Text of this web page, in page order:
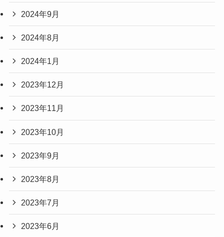
2024年9月
2024年8月
2024年1月
2023年12月
2023年11月
2023年10月
2023年9月
2023年8月
2023年7月
2023年6月